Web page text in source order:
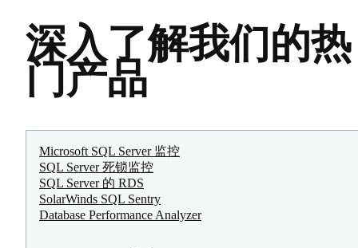
深入了解我们的热
门产品
Microsoft SQL Server 监控
SQL Server 死锁监控
SQL Server 的 RDS
SolarWinds SQL Sentry
Database Performance Analyzer